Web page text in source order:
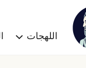
اللهجات